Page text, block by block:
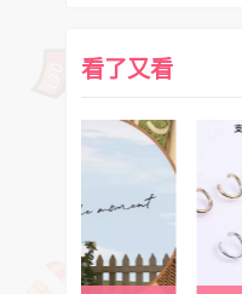
看了又看